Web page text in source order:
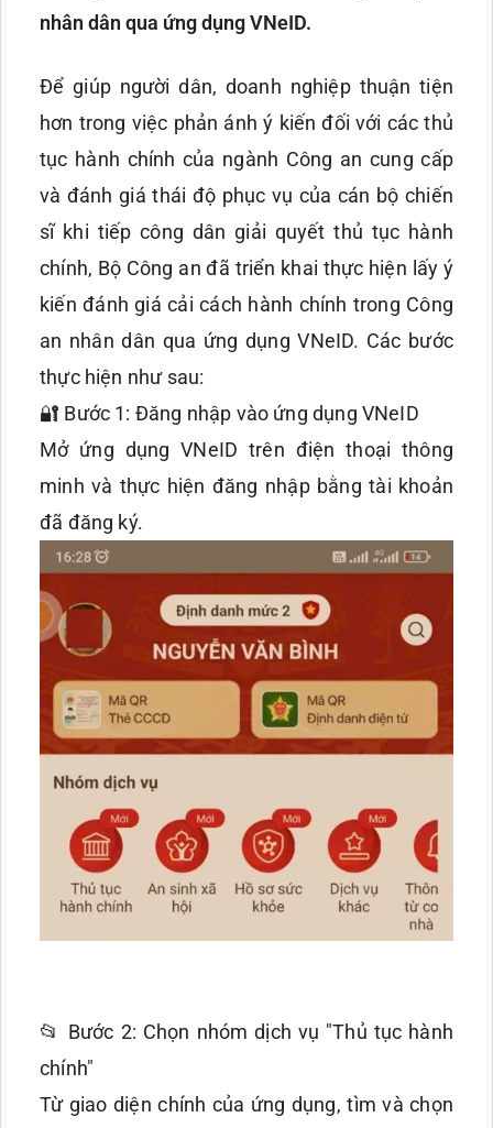
nhân dân qua ứng dụng VNeID.
Để giúp người dân, doanh nghiệp thuận tiện
hơn trong việc phản ánh ý kiến đối với các thủ
tục hành chính của ngành Công an cung cấp
và đánh giá thái độ phục vụ của cán bộ chiến
sĩ khi tiếp công dân giải quyết thủ tục hành
chính, Bộ Công an đã triển khai thực hiện lấy ý
kiến đánh giá cải cách hành chính trong Công
an nhân dân qua ứng dụng VNeID. Các bước
thực hiện như sau:
🔐 Bước 1: Đăng nhập vào ứng dụng VNeID
Mở ứng dụng VNeID trên điện thoại thông
minh và thực hiện đăng nhập bằng tài khoản
đã đăng ký.
📂 Bước 2: Chọn nhóm dịch vụ "Thủ tục hành
chính"
Từ giao diện chính của ứng dụng, tìm và chọn